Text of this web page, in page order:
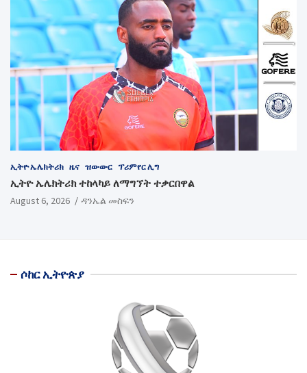
ኢትዮ ኤሌክትሪክ ዜና ዝውውር ፕሪምየር ሊግ
ኢትዮ ኤሌክትሪክ ተከላካይ ለማግኘት ተቃርበዋል
August 6, 2026 ዳንኤል መስፍን
ሶከር ኢትዮጵያ